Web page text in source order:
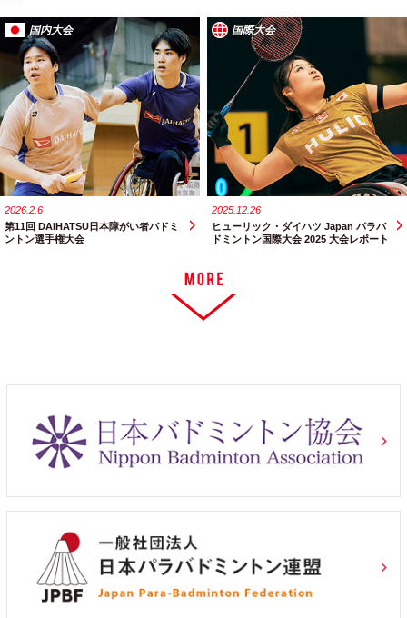
国内大会
2026.2.6
第11回 DAIHATSU日本障がい者バドミ
ントン選手権大会
国際大会
2025.12.26
ヒューリック・ダイハツ Japan パラバ
ドミントン国際大会 2025 大会レポート